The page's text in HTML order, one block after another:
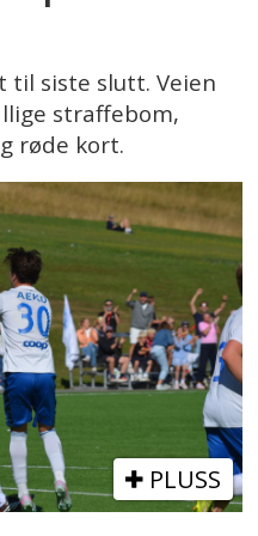
til siste slutt. Veien
straffebom,
røde kort.
PLUSS